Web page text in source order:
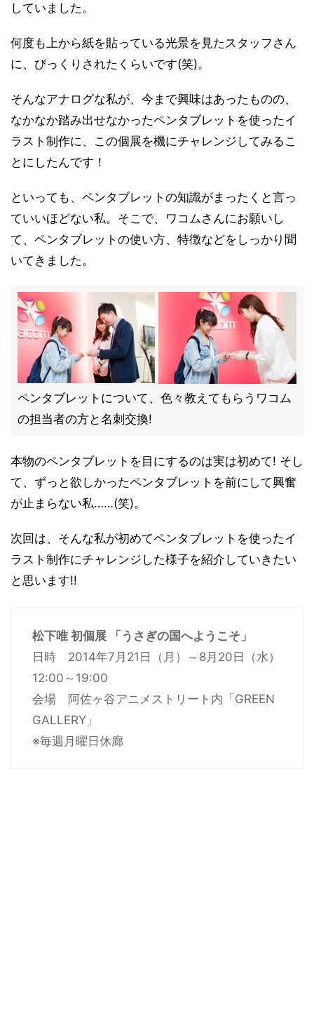
していました。
何度も上から紙を貼っている光景を見たスタッフさん
に、びっくりされたくらいです(笑)。
そんなアナログな私が、今まで興味はあったものの、
なかなか踏み出せなかったペンタブレットを使ったイ
ラスト制作に、この個展を機にチャレンジしてみるこ
とにしたんです！
といっても、ペンタブレットの知識がまったくと言っ
ていいほどない私。そこで、ワコムさんにお願いし
て、ペンタブレットの使い方、特徴などをしっかり聞
いてきました。
ペンタブレットについて、色々教えてもらうワコム
の担当者の方と名刺交換!
本物のペンタブレットを目にするのは実は初めて! そし
て、ずっと欲しかったペンタブレットを前にして興奮
が止まらない私……(笑)。
次回は、そんな私が初めてペンタブレットを使ったイ
ラスト制作にチャレンジした様子を紹介していきたい
と思います!!
松下唯 初個展 「うさぎの国へようこそ」
日時 2014年7月21日（月）～8月20日（水）
12:00～19:00
会場 阿佐ヶ谷アニメストリート内「GREEN
GALLERY」
※毎週月曜日休廊